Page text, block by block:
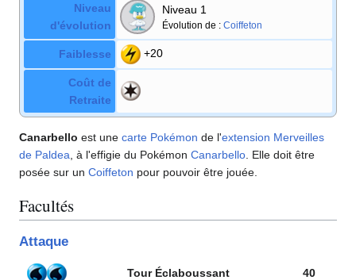
Niveau
d'évolution
Niveau 1
Évolution de : Coiffeton
Faiblesse +20
Coût de
Retraite
Canarbello est une carte Pokémon de l'extension Merveilles
de Paldea , à l'effigie du Pokémon Canarbello . Elle doit être
posée sur un Coiffeton pour pouvoir être jouée.
Facultés
Attaque
Tour Éclaboussant 40